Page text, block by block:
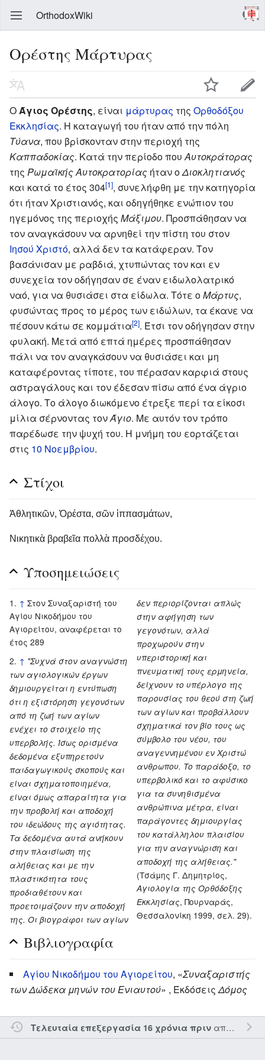
OrthodoxWiki
Ορέστης Μάρτυρας
Ο Άγιος Ορέστης, είναι μάρτυρας της Ορθοδόξου
Εκκλησίας. Η καταγωγή του ήταν από την πόλη
Τύανα, που βρίσκονταν στην περιοχή της
Καππαδοκίας. Κατά την περίοδο που Αυτοκράτορας
της Ρωμαϊκής Αυτοκρατορίας ήταν οΔιοκλητιανός
και κατά το έτος 304[1], συνελήφθη με την κατηγορία
ότι ήταν Χριστιανός, και οδηγήθηκε ενώπιον του
ηγεμόνος της περιοχής Μάξιμου. Προσπάθησαν να
τον αναγκάσουν να αρνηθεί την πίστη του στον
Ιησού Χριστό, αλλά δεν τα κατάφεραν. Τον
βασάνισαν με ραβδιά, χτυπώντας τον και εν
συνεχεία τον οδήγησαν σε έναν ειδωλολατρικό
ναό, για να θυσιάσει στα είδωλα. Τότε οΜάρτυς,
φυσώντας προς το μέρος των ειδώλων, τα έκανε να
πέσουν κάτω σε κομμάτια[2]. Έτσι τον οδήγησαν στην
φυλακή. Μετά από επτά ημέρες προσπάθησαν
πάλι να τον αναγκάσουν να θυσιάσει και μη
καταφέροντας τίποτε, του πέρασαν καρφιά στους
αστραγάλους και τον έδεσαν πίσω από ένα άγριο
άλογο. Το άλογο διωκόμενο έτρεξε περί τα είκοσι
μίλια σέρνοντας τονΆγιο. Με αυτόν τον τρόπο
παρέδωσε την ψυχή του. Η μνήμη του εορτάζεται
στις 10 Νοεμβρίου.
Στίχοι
Ἀθλητικῶν, Ὀρέστα, σῶν ἱππασμάτων,
Νικητικὰ βραβεῖα πολλὰ προσδέχου.
Υποσημειώσεις
↑ Στον Συναξαριστή του
Αγίου Νικοδήμου του
Αγιορείτου, αναφέρεται το
έτος 289
↑ "Συχνά στον αναγνώστη
των αγιολογικών έργων
δημιουργείται η εντύπωση
ότι η εξιστόρηση γεγονότων
από τη ζωή των αγίων
ενέχει το στοιχείο της
υπερβολής. Ίσως ορισμένα
δεδομένα εξυπηρετούν
παιδαγωγικούς σκοπούς και
είναι σχηματοποιημένα,
είναι όμως απαραίτητα για
την προβολή και αποδοχή
του ιδεώδους της αγιότητας.
Τα δεδομένα αυτά ανήκουν
στην πλαισίωση της
αλήθειας και με την
πλαστικότητα τους
προδιαθέτουν και
προετοιμάζουν την αποδοχή
της. Οι βιογράφοι των αγίων
δεν περιορίζονται απλώς
στην αφήγηση των
γεγονότων, αλλά
προχωρούν στην
υπεριστορική και
πνευματική τους ερμηνεία,
δείχνουν το υπέρλογο της
παρουσίας του θεού στη ζωή
των αγίων και προβάλλουν
σχηματικά τον βίο τους ως
σύμβολο του νέου, του
αναγεννημένου εν Χριστώ
ανθρωπου. Το παράδοξο, το
υπερβολικό και το αφύσικο
για τα συνηθισμένα
ανθρώπινα μέτρα, είναι
παράγοντες δημιουργίας
του κατάλληλου πλαισίου
για την αναγνώριση και
αποδοχή της αλήθειας."
(Τσάμης Γ. Δημητρίος,
Αγιολογία της Ορθόδοξης
Εκκλησίας, Πουρναράς,
Θεσσαλονίκη 1999, σελ. 29).
Βιβλιογραφία
Αγίου Νικοδήμου του Αγιορείτου, «Συναξαριστής
των Δώδεκα μηνών του Ενιαυτού» , Έκδόσεις Δόμος
Τελευταία επεξεργασία 16 χρόνια πριναπό τον την